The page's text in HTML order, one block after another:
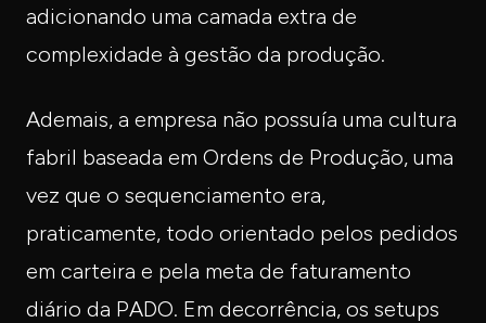
adicionando uma camada extra de
complexidade à gestão da produção.
Ademais, a empresa não possuía uma cultura
fabril baseada em Ordens de Produção, uma
vez que o sequenciamento era,
praticamente, todo orientado pelos pedidos
em carteira e pela meta de faturamento
diário da PADO. Em decorrência, os setups